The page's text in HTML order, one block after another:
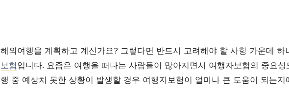
해외여행을 계획하고 계신가요? 그렇다면 반드시 고려해야 할 사항 가운데 하
보험입니다. 요즘은 여행을 떠나는 사람들이 많아지면서 여행자보험의 중요
행 중 예상치 못한 상황이 발생할 경우 여행자보험이 얼마나 큰 도움이 되는지